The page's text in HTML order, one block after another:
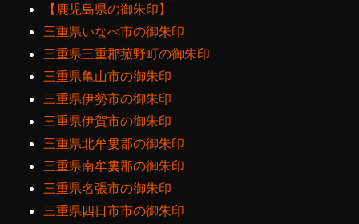
【鹿児島県の御朱印】
三重県いなべ市の御朱印
三重県三重郡菰野町の御朱印
三重県亀山市の御朱印
三重県伊勢市の御朱印
三重県伊賀市の御朱印
三重県北牟婁郡の御朱印
三重県南牟婁郡の御朱印
三重県名張市の御朱印
三重県四日市市の御朱印